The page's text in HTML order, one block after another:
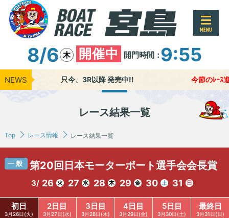
MENU
8/6 木 開催中 開門時間：9:55
NEWS 只今、3R以降 発売中!! 今節のﾚｰｽ
レース結果一覧
Top レース情報 レース結果一覧
一般 第20回日本モーターボート選手会会長賞
3/ 26 火 27 水 28 木 29 金 30 土 31 日
初日
3月26日(火)
2日目
3月27日(水)
3日目
3月28日(木)
4日目
3月29日(金)
5日目
3月30日(土)
最終日
3月31日(日)